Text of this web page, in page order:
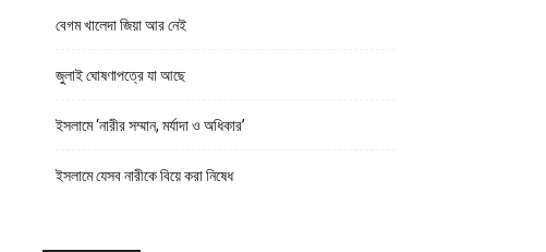
বেগম খালেদা জিয়া আর নেই
জুলাই ঘোষণাপত্রে যা আছে
ইসলামে ‘নারীর সম্মান, মর্যাদা ও অধিকার’
ইসলামে যেসব নারীকে বিয়ে করা নিষেধ